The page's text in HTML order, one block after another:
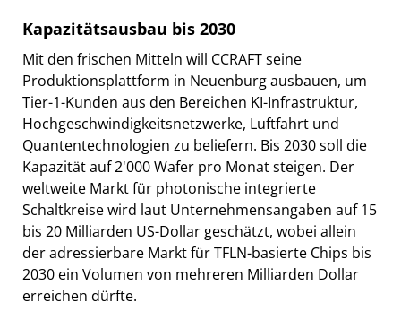
Kapazitätsausbau bis 2030
Mit den frischen Mitteln will CCRAFT seine
Produktionsplattform in Neuenburg ausbauen, um
Tier-1-Kunden aus den Bereichen KI-Infrastruktur,
Hochgeschwindigkeitsnetzwerke, Luftfahrt und
Quantentechnologien zu beliefern. Bis 2030 soll die
Kapazität auf 2'000 Wafer pro Monat steigen. Der
weltweite Markt für photonische integrierte
Schaltkreise wird laut Unternehmensangaben auf 15
bis 20 Milliarden US-Dollar geschätzt, wobei allein
der adressierbare Markt für TFLN-basierte Chips bis
2030 ein Volumen von mehreren Milliarden Dollar
erreichen dürfte.